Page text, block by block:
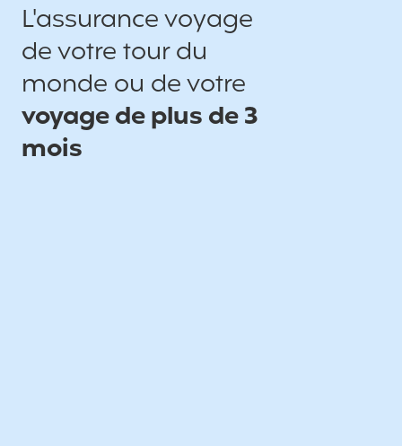
L'assurance voyage
de votre tour du
monde ou de votre
voyage de plus de 3
mois